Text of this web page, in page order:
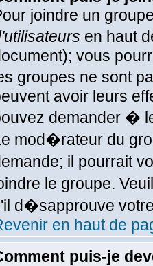
joindre un
en haut
vous
groupes ne sont
avoir leurs
demander �
mod�rateur du
il pourrait
le groupe.
d�sapprouve
en haut de
puis-je